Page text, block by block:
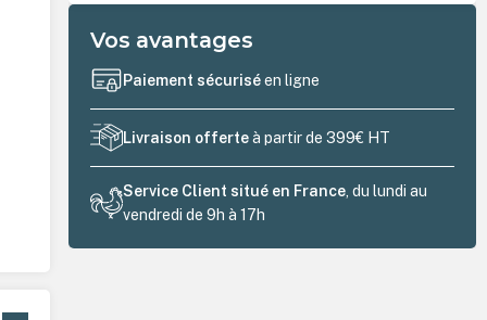
Vos avantages
Paiement sécuriséen ligne
Livraison offerteà partir de 399€ HT
Service Client situé en France , du lundi au
vendredi de 9h à 17h